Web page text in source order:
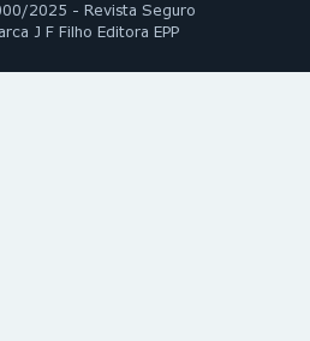
2025 - Revista Seguro
J F Filho Editora EPP